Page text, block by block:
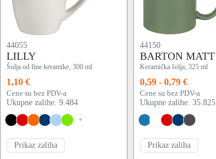
44055
LILLY
Šolja od fine keramike, 300 ml
1,10 €
Cene su bez PDV-a
Ukupne zalihe: 9.484
+
Prikaz zaliha
44150
BARTON MATT
Keramička šolja, 325 ml
0,59 - 0,79 €
Cene su bez PDV-a
Ukupne zalihe: 35.825
Prikaz zaliha